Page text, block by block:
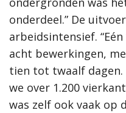
onderdeel.” De
arbeidsintensief.
acht bewerkingen,
tien tot twaalf
we over 1.200
was zelf ook vaak op